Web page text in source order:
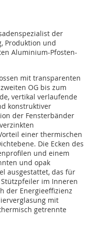
der
Produktion und
Aluminium-Pfosten-
mit transparenten
OG bis zum
vertikal verlaufende
konstruktiver
der Fensterbänder
einer thermischen
Die Ecken des
und einem
und opak
ausgestattet, das für
im Inneren
der Energieeffizienz
mit
getrennte